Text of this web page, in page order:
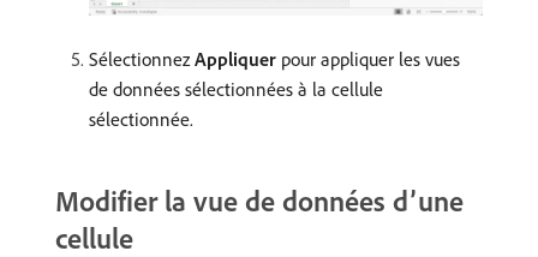
Sélectionnez Appliquer pour appliquer les vues
de données sélectionnées à la cellule
sélectionnée.
Modifier la vue de données d’une
cellule